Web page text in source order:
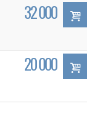
32 000
20 000